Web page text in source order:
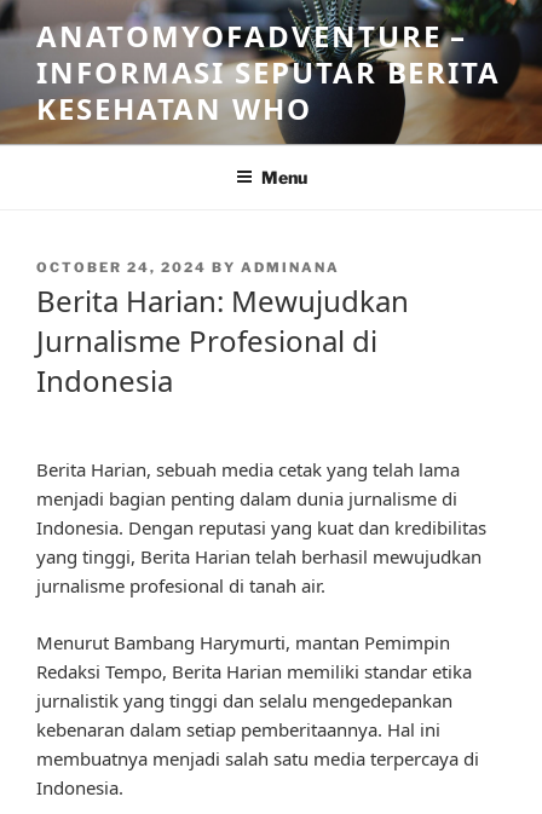
Skip
to
content
ANATOMYOFADVENTURE –
INFORMASI SEPUTAR BERITA
KESEHATAN WHO
Menu
POSTED
OCTOBER 24, 2024 BY ADMINANA
Berita Harian: Mewujudkan
Jurnalisme Profesional di
Indonesia
Berita Harian, sebuah media cetak yang telah lama
menjadi bagian penting dalam dunia jurnalisme di
Indonesia. Dengan reputasi yang kuat dan kredibilitas
yang tinggi, Berita Harian telah berhasil mewujudkan
jurnalisme profesional di tanah air.
Menurut Bambang Harymurti, mantan Pemimpin
Redaksi Tempo, Berita Harian memiliki standar etika
jurnalistik yang tinggi dan selalu mengedepankan
kebenaran dalam setiap pemberitaannya. Hal ini
membuatnya menjadi salah satu media terpercaya di
Indonesia.